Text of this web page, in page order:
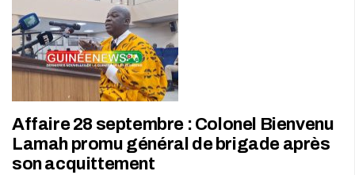
Affaire 28 septembre : Colonel Bienvenu
Lamah promu général de brigade après
son acquittement